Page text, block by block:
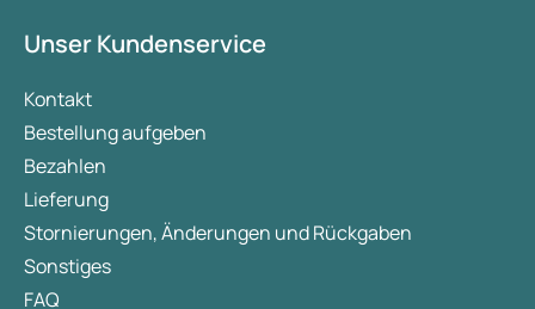
Unser Kundenservice
Kontakt
Bestellung aufgeben
Bezahlen
Lieferung
Stornierungen, Änderungen und Rückgaben
Sonstiges
FAQ